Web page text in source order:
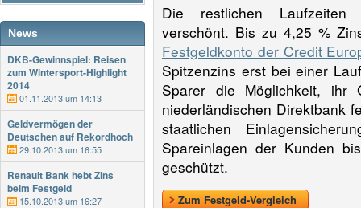
News
DKB-Gewinnspiel: Reisen
zum Wintersport-Highlight
2014
01.11.2013 um 14:13
Geldvermögen der
Deutschen auf Rekordhoch
29.10.2013 um 16:55
Renault Bank hebt Zins
beim Festgeld
15.10.2013 um 16:27
Die restlichen Laufzeiten
verschönt. Bis zu 4,25 %
Festgeldkonto der Credit
Spitzenzins erst bei einer
Sparer die Möglichkeit,
niederländischen Direktbank
staatlichen
Spareinlagen der Kunden
geschützt.
Zum Festgeld-Vergleich